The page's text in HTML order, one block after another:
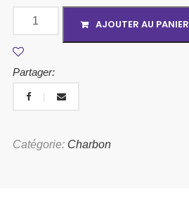
AJOUTER AU PANIER
Partager:
Catégorie: Charbon